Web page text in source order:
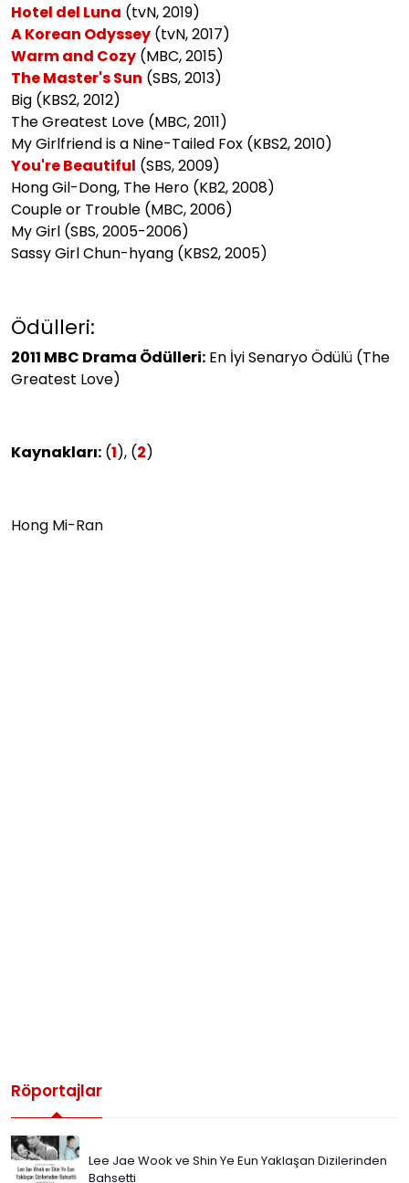
Hotel del Luna (tvN, 2019)
A Korean Odyssey (tvN, 2017)
Warm and Cozy (MBC, 2015)
The Master's Sun (SBS, 2013)
Big (KBS2, 2012)
The Greatest Love (MBC, 2011)
My Girlfriend is a Nine-Tailed Fox (KBS2, 2010)
You're Beautiful (SBS, 2009)
Hong Gil-Dong, The Hero (KB2, 2008)
Couple or Trouble (MBC, 2006)
My Girl (SBS, 2005-2006)
Sassy Girl Chun-hyang (KBS2, 2005)
Ödülleri:
2011 MBC Drama Ödülleri: En İyi Senaryo Ödülü (The
Greatest Love)
Kaynakları: (1), (2)
Hong Mi-Ran
Röportajlar
Lee Jae Wook ve Shin Ye Eun Yaklaşan Dizilerinden
Bahsetti